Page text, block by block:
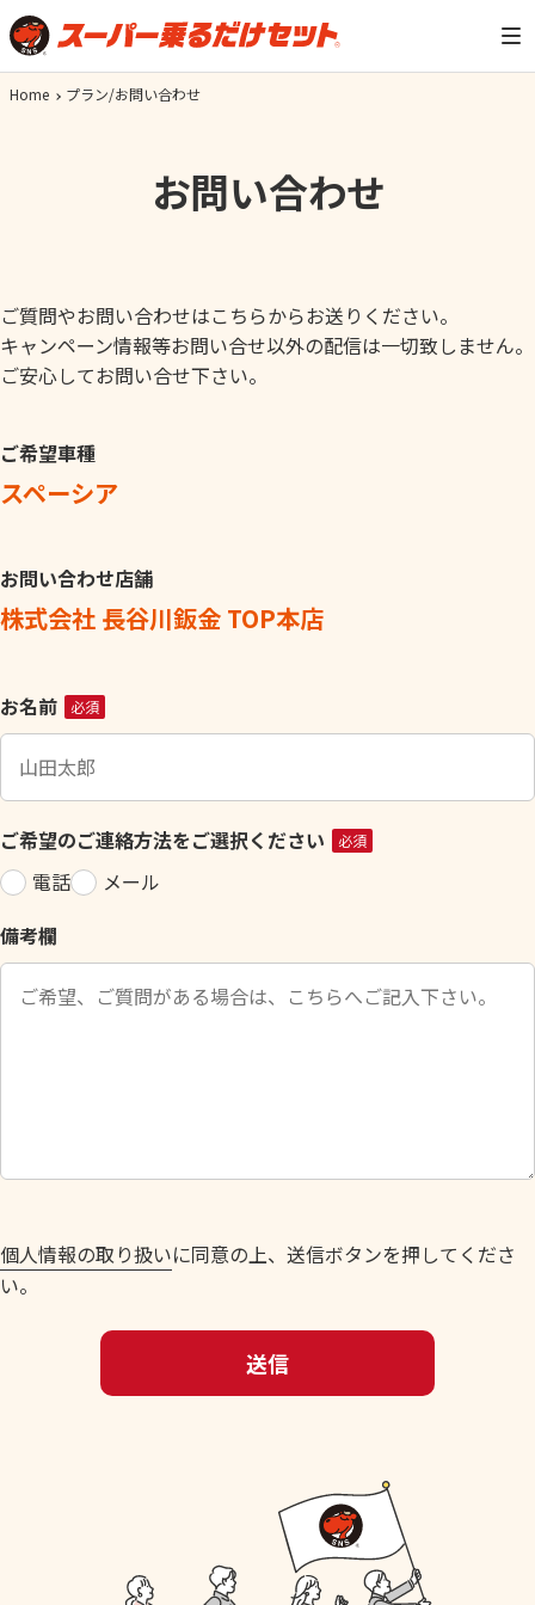
Home プラン/お問い合わせ
お問い合わせ
ご質問やお問い合わせはこちらからお送りください。
キャンペーン情報等お問い合せ以外の配信は一切致しません。
ご安心してお問い合せ下さい。
ご希望車種
スペーシア
お問い合わせ店舗
株式会社 長谷川鈑金 TOP本店
こ
の
ィ
ー
ル
ド
空
の
だ
い
。
お名前 必須
ご希望のご連絡方法をご選択ください 必須
電話
メール
備考欄
個人情報の取り扱いに同意の上、送信ボタンを押してくださ
い。